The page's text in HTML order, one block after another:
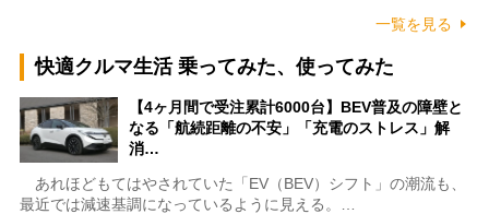
一覧を見る
快適クルマ生活 乗ってみた、使ってみた
【4ヶ月間で受注累計6000台】BEV普及の障壁と
なる「航続距離の不安」「充電のストレス」解
消…
あれほどもてはやされていた「EV（BEV）シフト」の潮流も、
最近では減速基調になっているように見える。…